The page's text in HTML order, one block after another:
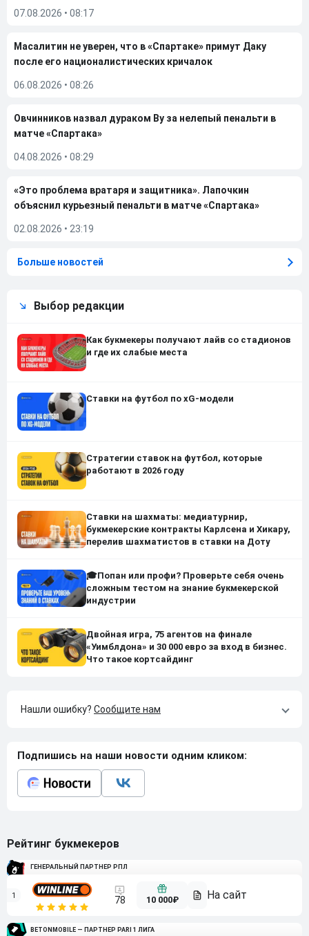
07.08.2026 • 08:17
Масалитин не уверен, что в «Спартаке» примут Даку
после его националистических кричалок
06.08.2026 • 08:26
Овчинников назвал дураком Ву за нелепый пенальти в
матче «Спартака»
04.08.2026 • 08:29
«Это проблема вратаря и защитника». Лапочкин
объяснил курьезный пенальти в матче «Спартака»
02.08.2026 • 23:19
Больше новостей
Выбор редакции
Как букмекеры получают лайв со стадионов
и где их слабые места
Ставки на футбол по xG-модели
Стратегии ставок на футбол, которые
работают в 2026 году
Ставки на шахматы: медиатурнир,
букмекерские контракты Карлсена и Хикару,
перелив шахматистов в ставки на Доту
🎓Попан или профи? Проверьте себя очень
сложным тестом на знание букмекерской
индустрии
Двойная игра, 75 агентов на финале
«Уимблдона» и 30 000 евро за вход в бизнес.
Что такое кортсайдинг
Нашли ошибку? Сообщите нам
Подпишись на наши новости одним кликом:
Рейтинг букмекеров
ГЕНЕРАЛЬНЫЙ ПАРТНЕР РПЛ
1 78 10 000₽
BETONMOBILE — ПАРТНЕР PARI 1 ЛИГА